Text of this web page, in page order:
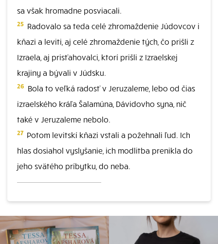
sa však hromadne posviacali.
25 Radovalo sa teda celé zhromaždenie Júdovcov i
kňazi a leviti, aj celé zhromaždenie tých, čo prišli z
Izraela, aj prisťahovalci, ktorí prišli z Izraelskej
krajiny a bývali v Júdsku.
26 Bola to veľká radosť v Jeruzaleme, lebo od čias
izraelského kráľa Šalamúna, Dávidovho syna, nič
také v Jeruzaleme nebolo.
27 Potom levitskí kňazi vstali a požehnali ľud. Ich
hlas dosiahol vyslyšanie, ich modlitba prenikla do
jeho svätého príbytku, do neba.